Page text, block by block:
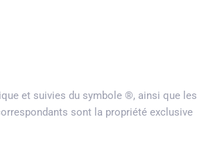
et suivies du symbole ®, ainsi que les
sont la propriété exclusive